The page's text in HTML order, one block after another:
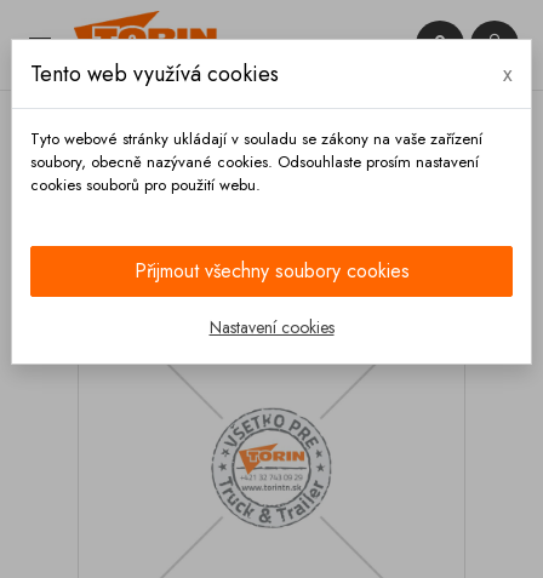
 

Tento web využívá cookies x
Tyto webové stránky ukládají v souladu se zákony na vaše zařízení
soubory, obecně nazývané cookies. Odsouhlaste prosím nastavení
cookies souborů pro použití webu.
Přijmout všechny soubory cookies
Nastavení cookies